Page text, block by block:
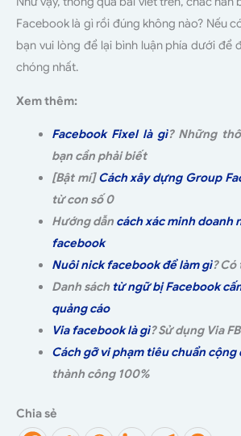
Facebook là gì rồi đúng không nào? Nếu
bạn vui lòng để lại bình luận phía dưới để
chóng nhất.
Xem thêm:
Facebook Fixel là gì? Những
bạn cần phải biết
[Bật mí]Cách xây dựng Group
từ con số 0
Hướng dẫn cách xác minh doanh
facebook
Nuôi nick facebook để làm gì? Có
Danh sách từ ngữ bị Facebook
quảng cáo
Via facebook là gì? Sử dụng Via
Cách gỡ vi phạm tiêu chuẩn
thành công 100%
Chia sẻ